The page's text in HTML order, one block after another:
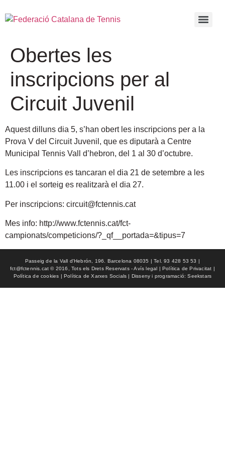
Obertes les
inscripcions per al
Circuit Juvenil
Aquest dilluns dia 5, s’han obert les inscripcions per a la
Prova V del Circuit Juvenil, que es diputarà a Centre
Municipal Tennis Vall d’hebron, del 1 al 30 d’octubre.
Les inscripcions es tancaran el dia 21 de setembre a les
11.00 i el sorteig es realitzarà el dia 27.
Per inscripcions: circuit@fctennis.cat
Mes info: http://www.fctennis.cat/fct-
campionats/competicions/?_qf__portada=&tipus=7
Passeig de la Vall d'Hebrón, 196. Barcelona 08035 | Tel. 93 428 53 53 |
fct@fctennis.cat © 2016, Tots els Drets Reservats - Avís legal | Política de Privacitat |
Política de cookies | Política de Xarxes Socials | Disseny i programació: Seekstars